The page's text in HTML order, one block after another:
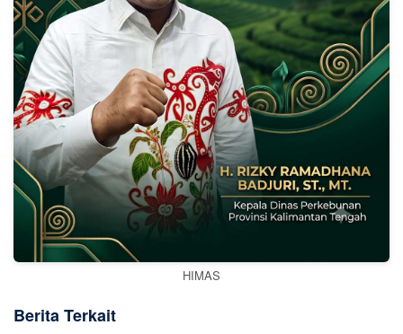
HIMAS
Berita Terkait